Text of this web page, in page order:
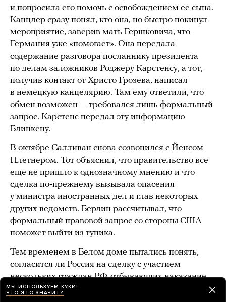
и попросила его помочь с освобождением ее сына.
Канцлер сразу понял, кто она, но быстро покинул
мероприятие, заверив мать Гершковича, что
Германия уже «помогает». Она передала
содержание разговора посланнику президента
по делам заложников Роджеру Карстенсу, а тот,
получив контакт от Христо Грозева, написал
в немецкую канцелярию. Там ему ответили, что
обмен возможен — требовался лишь формальный
запрос. Карстенс передал эту информацию
Блинкену.
В октябре Салливан снова созвонился с Йенсом
Плетнером. Тот объяснил, что правительство все
еще не пришло к однозначному мнению и что
сделка по-прежнему вызывала опасения
у министра иностранных дел и глав некоторых
других ведомств. Берлин рассчитывал, что
формальный правовой запрос со стороны США
поможет выйти из тупика.
Тем временем в Белом доме пытались понять,
согласится ли Россия на сделку с участием
нескольких граждан РФ, отбывающих наказание
за ненасильственные преступления. Проблема
МЫ ИСПОЛЬЗУЕМ КУКИ!
ЧТО ЭТО ЗНАЧИТ?